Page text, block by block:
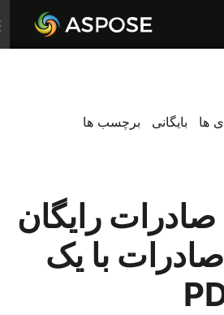
ها بایگانی برچسب ها
رایگان
با یک